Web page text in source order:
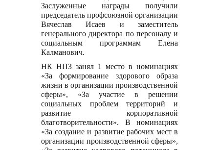
Заслуженные награды получили
председатель профсоюзной организации
Вячеслав Исаев и заместитель
генерального директора по персоналу и
социальным программам Елена
Калманович.
НК НПЗ занял 1 место в номинациях
«За формирование здорового образа
жизни в организации производственной
сферы», «За участие в решении
социальных проблем территорий и
развитие корпоративной
благотворительности». В номинациях
«За создание и развитие рабочих мест в
организации производственной сферы»,